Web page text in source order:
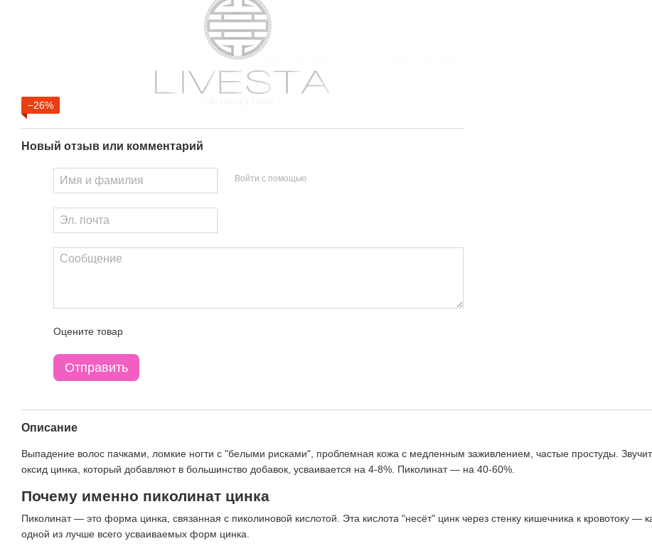
−26%
Новый отзыв или комментарий
Войти с помощью
Оцените товар
Отправить
Описание
Выпадение волос пачками, ломкие ногти с "белыми рисками", проблемная кожа с медленным заживлением, частые простуды. Звучит
оксид цинка, который добавляют в большинство добавок, усваивается на 4-8%. Пиколинат — на 40-60%.
Почему именно пиколинат цинка
Пиколинат — это форма цинка, связанная с пиколиновой кислотой. Эта кислота "несёт" цинк через стенку кишечника к кровотоку —
одной из лучше всего усваиваемых форм цинка.